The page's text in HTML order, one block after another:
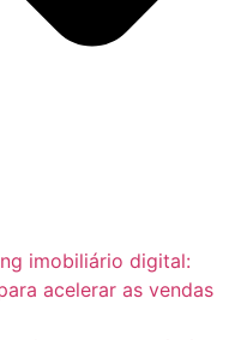
imobiliário digital:
acelerar as vendas